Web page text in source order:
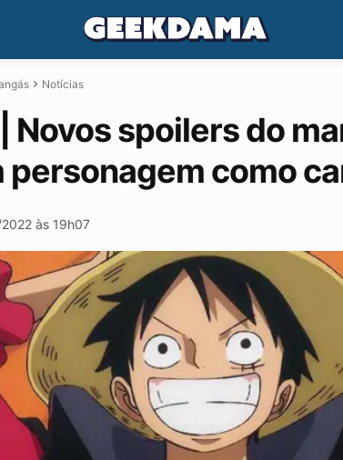
Notícias
Novos spoilers do
como
às 19h07